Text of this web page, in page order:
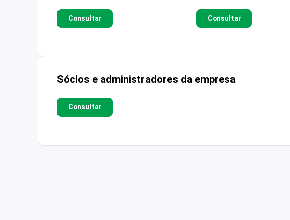
Consultar Consultar
Sócios e administradores da empresa
Consultar